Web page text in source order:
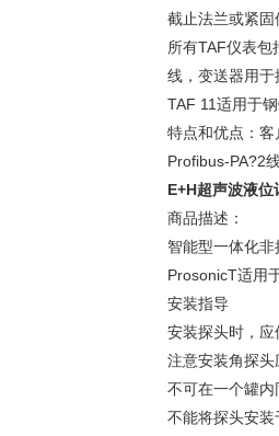
截止法兰或紧
所有TAF仪表包
线，变送器用
TAF 11适用于
特点和优点：
Profibus-PA?2
E+H超声波液位
商品描述：
智能型一体化
ProsonicT适用
安装指导
安装探头时，
注意安装角探
不可在一个罐
不能将探头安装